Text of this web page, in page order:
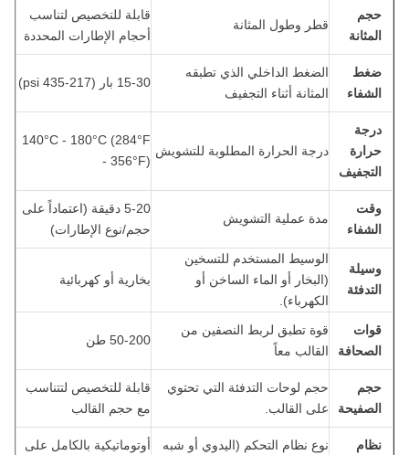
حجم
المثانة
قطر وطول المثانة
قابلة للتخصيص لتناسب
أحجام الإطارات المحددة
ضغط
الشفاء
الضغط الداخلي الذي تطبقه
المثانة أثناء التجفيف
15-30 بار (217-435 psi)
درجة
حرارة
التجفيف
درجة الحرارة المطلوبة للتشويش
140°C - 180°C (284°F
- 356°F)
وقت
الشفاء
مدة عملية التشويش
5-20 دقيقة (اعتماداً على
حجم/نوع الإطارات)
وسيلة
التدفئة
الوسيط المستخدم للتسخين
(البخار أو الماء الساخن أو
الكهرباء).
بخارية أو كهربائية
قوات
الصحافة
قوة تطبق لربط النصفين من
القالب معاً
50-200 طن
حجم
الصفيحة
حجم لوحات التدفئة التي تحتوي
على القالب.
قابلة للتخصيص لتتناسب
مع حجم القالب
نظام
نوع نظام التحكم (اليدوي أو شبه
أوتوماتيكية بالكامل على